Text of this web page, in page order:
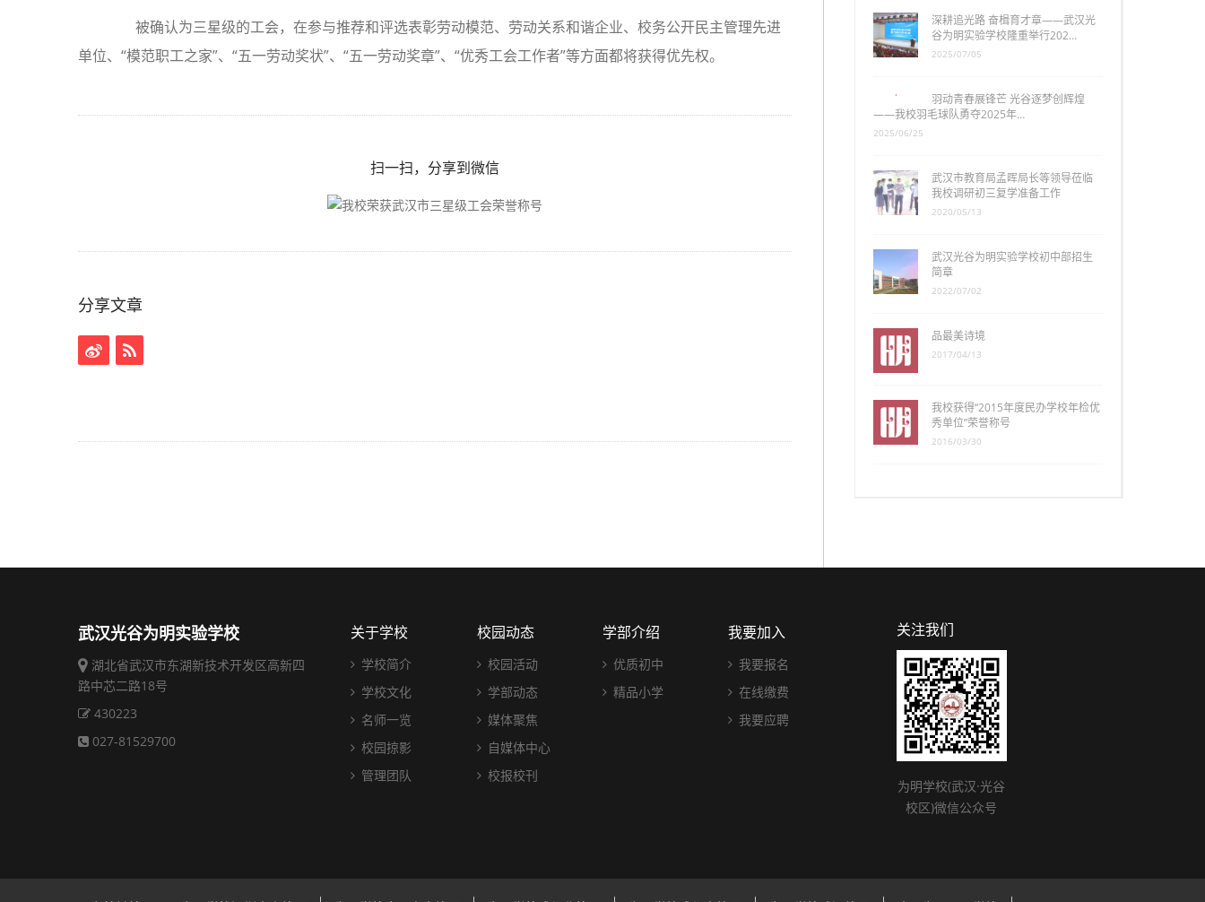
被确认为三星级的工会，在参与推荐和评选表彰劳动模范、劳动关系和谐企业、校务公开民主管理先进
单位、“模范职工之家”、“五一劳动奖状”、“五一劳动奖章”、“优秀工会工作者”等方面都将获得优先权。
扫一扫，分享到微信
分享文章
深耕追光路 奋楫育才章——武汉光
谷为明实验学校隆重举行202…
2025/07/05
羽动青春展锋芒 光谷逐梦创辉煌
——我校羽毛球队勇夺2025年…
2025/06/25
武汉市教育局孟晖局长等领导莅临
我校调研初三复学准备工作
2020/05/13
武汉光谷为明实验学校初中部招生
简章
2022/07/02
品最美诗境
2017/04/13
我校获得“2015年度民办学校年检优
秀单位”荣誉称号
2016/03/30
武汉光谷为明实验学校
湖北省武汉市东湖新技术开发区高新四
路中芯二路18号
430223
027-81529700
关于学校
学校简介
学校文化
名师一览
校园掠影
管理团队
校园动态
校园活动
学部动态
媒体聚焦
自媒体中心
校报校刊
学部介绍
优质初中
精品小学
我要加入
我要报名
在线缴费
我要应聘
关注我们
为明学校(武汉·光谷
校区)微信公众号